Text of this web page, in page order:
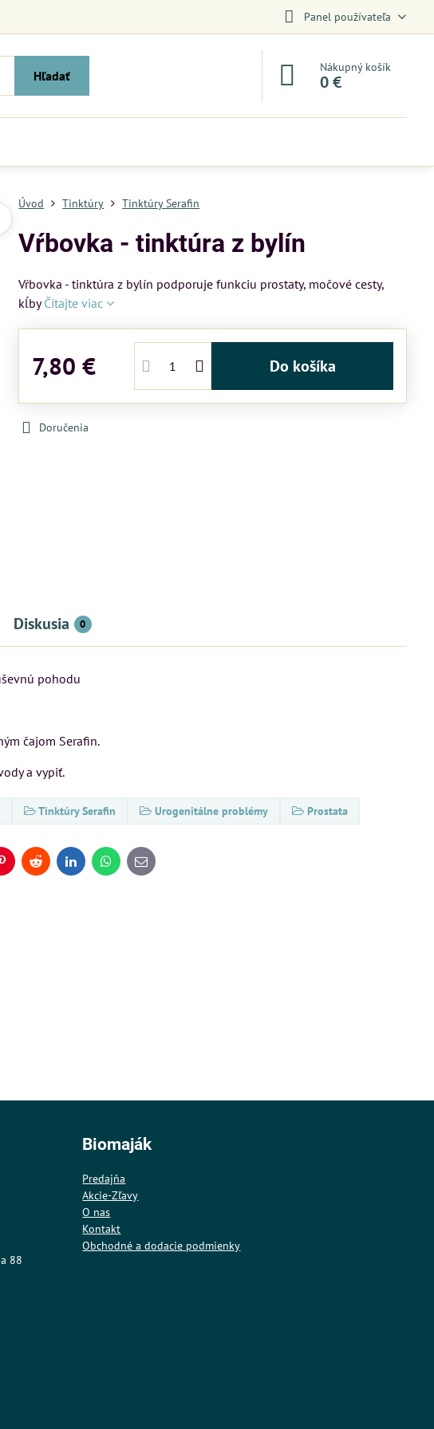
Panel používateľa
Hľadať
Nákupný košík
0 €
Úvod Tinktúry Tinktúry Serafin
Vŕbovka - tinktúra z bylín
Vŕbovka - tinktúra z bylín podporuje funkciu prostaty, močové cesty,
kĺbyČítajte viac
7,80 € Do košíka
Doručenia
Diskusia 0
pohodu
čajom Serafin.
a vypiť.
Tinktúry Serafin Urogenitálne problémy Prostata
PinterestRedditLinkedInWhatsApp
E-
mail
88
Biomaják
Predajňa
Akcie-Zľavy
O nas
Kontakt
Obchodné a dodacie podmienky